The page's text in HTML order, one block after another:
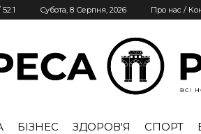
52.1 Субота, 8 Серпня, 2026 Про нас /
БІЗНЕС ЗДОРОВ'Я СПОРТ